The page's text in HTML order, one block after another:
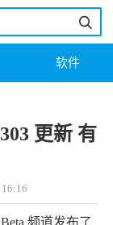
软件
更新 有
频道发布了